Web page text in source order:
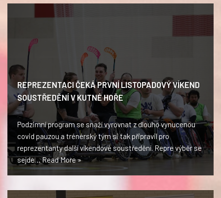
REPREZENTACI ČEKÁ PRVNÍ LISTOPADOVÝ VÍKEND
SOUSTŘEDĚNÍ V KUTNÉ HOŘE
Podzimní program se snaží vyrovnat z dlouho vynucenou
covid pauzou a trénérský tým si tak připravil pro
reprezentanty další víkendové soustředění. Repre výběr se
sejde…Read More »